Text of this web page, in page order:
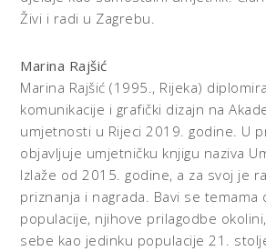
Živi i radi u Zagrebu.
Marina Rajšić
Marina Rajšić (1995., Rijeka)
komunikacije i grafički dizajn na
umjetnosti u Rijeci 2019. godine. U
objavljuje umjetničku knjigu naziva
Izlaže od 2015. godine, a za svoj je
priznanja i nagrada. Bavi se temama
populacije, njihove prilagodbe
sebe kao jedinku populacije 21.